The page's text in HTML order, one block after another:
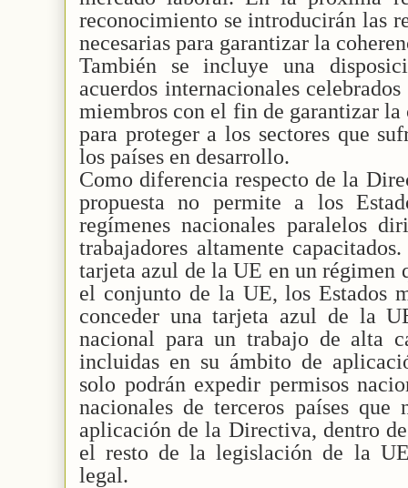
reconocimiento se introducirán las
necesarias para garantizar la
También se incluye una
acuerdos internacionales
miembros con el fin de garantizar
para proteger a los sectores que
los países en desarrollo.
Como diferencia respecto de la
propuesta no permite a los
regímenes nacionales paralelos
trabajadores altamente
tarjeta azul de la UE en un régimen
el conjunto de la UE, los Estados
conceder una tarjeta azul de la
nacional para un trabajo de alta
incluidas en su ámbito de
solo podrán expedir permisos
nacionales de terceros países
aplicación de la Directiva, dentro
el resto de la legislación de la
legal.